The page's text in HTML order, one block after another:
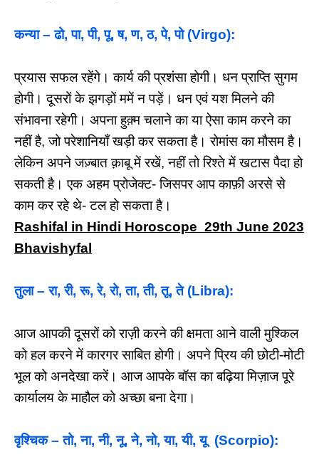
कन्या – ढो, पा, पी, पू, ष, ण, ठ, पे, पो (Virgo):
प्रयास सफल रहेंगे। कार्य की प्रशंसा होगी। धन प्राप्ति सुगम
होगी। दूसरों के झगड़ों ममें न पड़ें। धन एवं यश मिलने की
संभावना रहेगी। अपना हुक़्म चलाने का या ऐसा काम करने का
नहीं है, जो परेशानियाँ खड़ी कर सकता है। रोमांस का मौसम है।
लेकिन अपने जज़्बात क़ाबू में रखें, नहीं तो रिश्ते में खटास पैदा हो
सकती है। एक अहम प्रोजेक्ट- जिसपर आप काफ़ी अरसे से
काम कर रहे थे- टल हो सकता है।
Rashifal in Hindi Horoscope 29th June 2023
Bhavishyfal
तुला – रा, री, रू, रे, रो, ता, ती, तू, ते (Libra):
आज आपकी दूसरों को राज़ी करने की क्षमता आने वाली मुश्किल
को हल करने में कारगर साबित होगी। अपने प्रिय की छोटी-मोटी
भूल को अनदेखा करें। आज आपके बॉस का बढ़िया मिज़ाज पूरे
कार्यालय के माहौल को अच्छा बना देगा।
वृश्चिक – तो, ना, नी, नू, ने, नो, या, यी, यू (Scorpio):